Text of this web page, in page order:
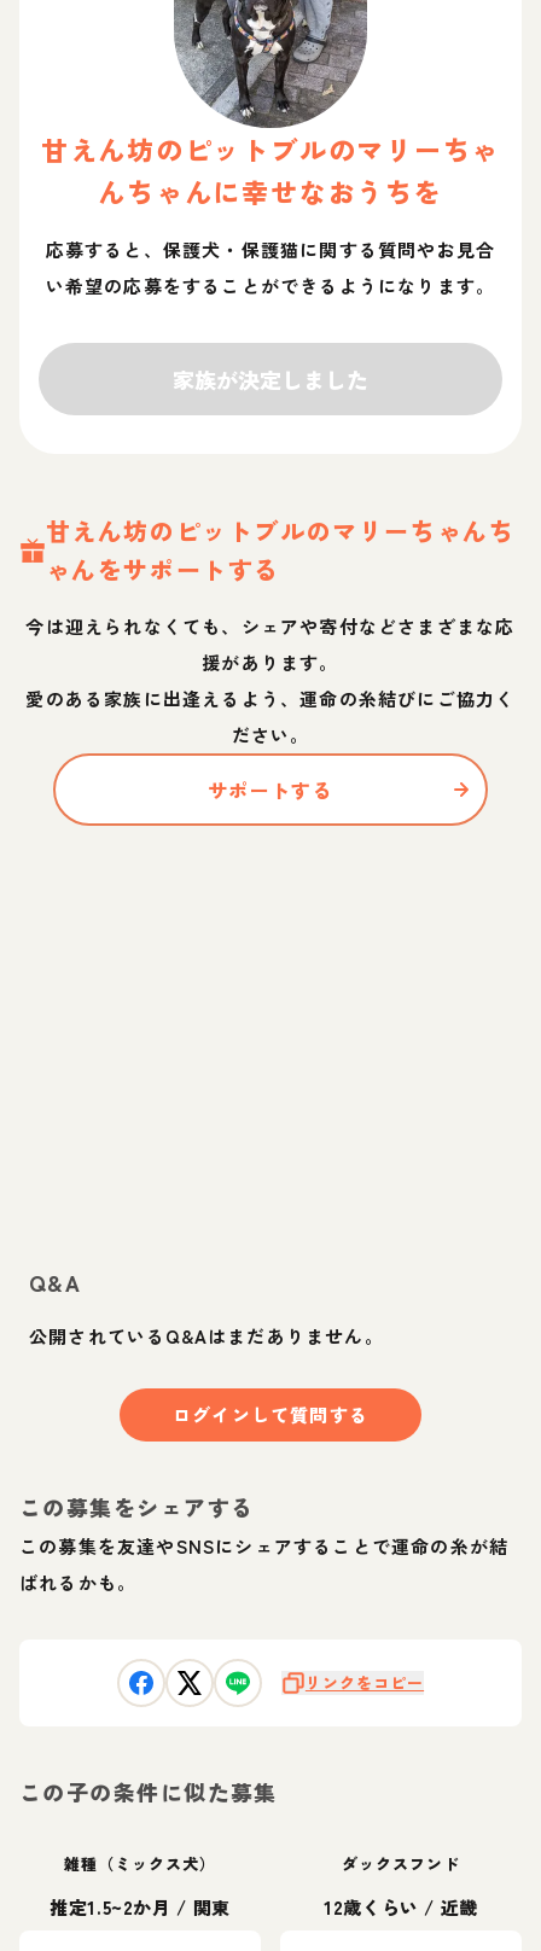
甘えん坊のピットブルのマリーちゃ
んちゃんに幸せなおうちを
応募すると、保護犬・保護猫に関する質問やお見合
い希望の応募をすることができるようになります。
家族が決定しました
甘えん坊のピットブルのマリーちゃんち
ゃんをサポートする
今は迎えられなくても、シェアや寄付などさまざまな応
援があります。
愛のある家族に出逢えるよう、運命の糸結びにご協力く
ださい。
サポートする
Q&A
公開されているQ&Aはまだありません。
ログインして質問する
この募集をシェアする
この募集を友達やSNSにシェアすることで運命の糸が結
ばれるかも。
リンクをコピー
この子の条件に似た募集
雑種（ミックス犬）
推定1.5~2か月 / 関東
ダックスフンド
12歳くらい / 近畿